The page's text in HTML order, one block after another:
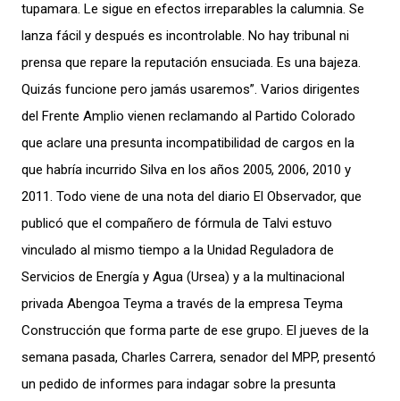
tupamara. Le sigue en efectos irreparables la calumnia. Se
lanza fácil y después es incontrolable. No hay tribunal ni
prensa que repare la reputación ensuciada. Es una bajeza.
Quizás funcione pero jamás usaremos”. Varios dirigentes
del Frente Amplio vienen reclamando al Partido Colorado
que aclare una presunta incompatibilidad de cargos en la
que habría incurrido Silva en los años 2005, 2006, 2010 y
2011. Todo viene de una nota del diario El Observador, que
publicó que el compañero de fórmula de Talvi estuvo
vinculado al mismo tiempo a la Unidad Reguladora de
Servicios de Energía y Agua (Ursea) y a la multinacional
privada Abengoa Teyma a través de la empresa Teyma
Construcción que forma parte de ese grupo. El jueves de la
semana pasada, Charles Carrera, senador del MPP, presentó
un pedido de informes para indagar sobre la presunta